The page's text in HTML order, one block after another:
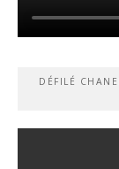
DÉFILÉ